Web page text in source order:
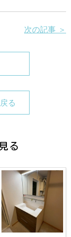
次の記事 ＞
る
る